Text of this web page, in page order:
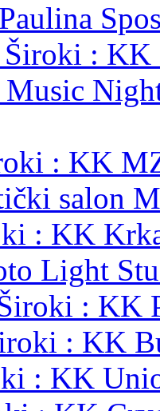
Paulina
: KK
Music
: KK
salon
: KK
Light
: KK
: KK
: KK